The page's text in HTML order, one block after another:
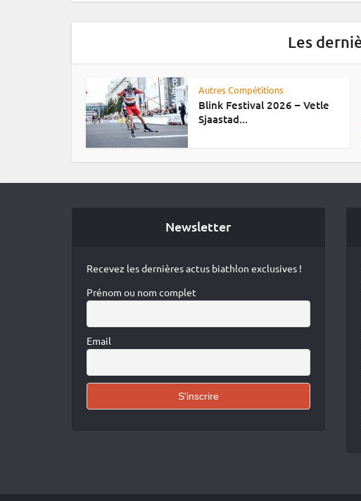
Les
Autres Compétitions
Blink Festival 2026 – Vetle
Sjaastad...
Newsletter
Recevez les dernières actus biathlon exclusives !
Prénom ou nom complet
Email